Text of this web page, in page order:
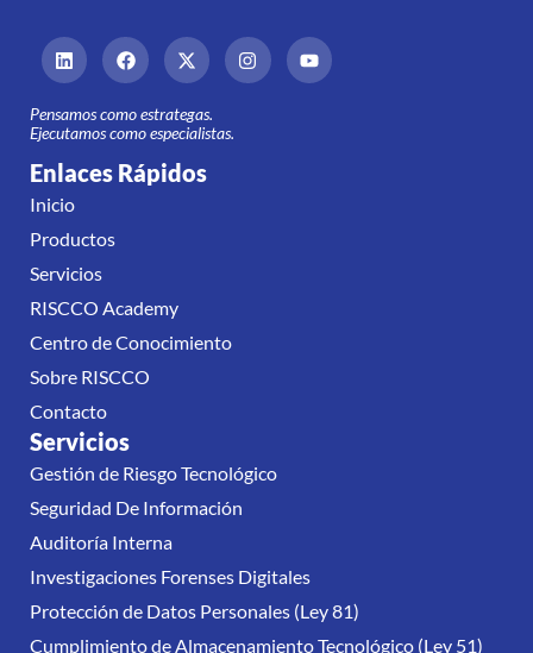
Pensamos como estrategas.
Ejecutamos como especialistas.
Enlaces Rápidos
Inicio
Productos
Servicios
RISCCO Academy
Centro de Conocimiento
Sobre RISCCO
Contacto
Servicios
Gestión de Riesgo Tecnológico
Seguridad De Información
Auditoría Interna
Investigaciones Forenses Digitales
Protección de Datos Personales (Ley 81)
Cumplimiento de Almacenamiento Tecnológico (Ley 51)